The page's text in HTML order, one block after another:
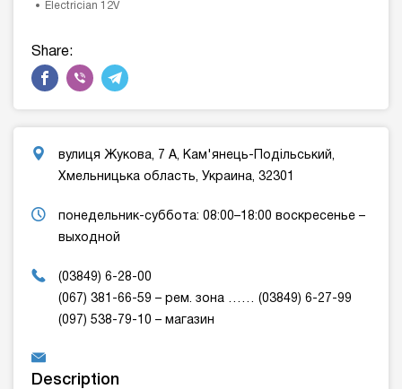
Electrician 12V
Share:
вулиця Жукова, 7 А, Кам'янець-Подільський,
Хмельницька область, Украина, 32301
понедельник-суббота: 08:00–18:00 воскресенье –
выходной
(03849) 6-28-00
(067) 381-66-59 – рем. зона …… (03849) 6-27-99
(097) 538-79-10 – магазин
Description